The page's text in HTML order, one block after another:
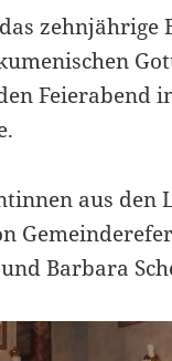
zehnjährige
Feierabend
aus den
Barbara